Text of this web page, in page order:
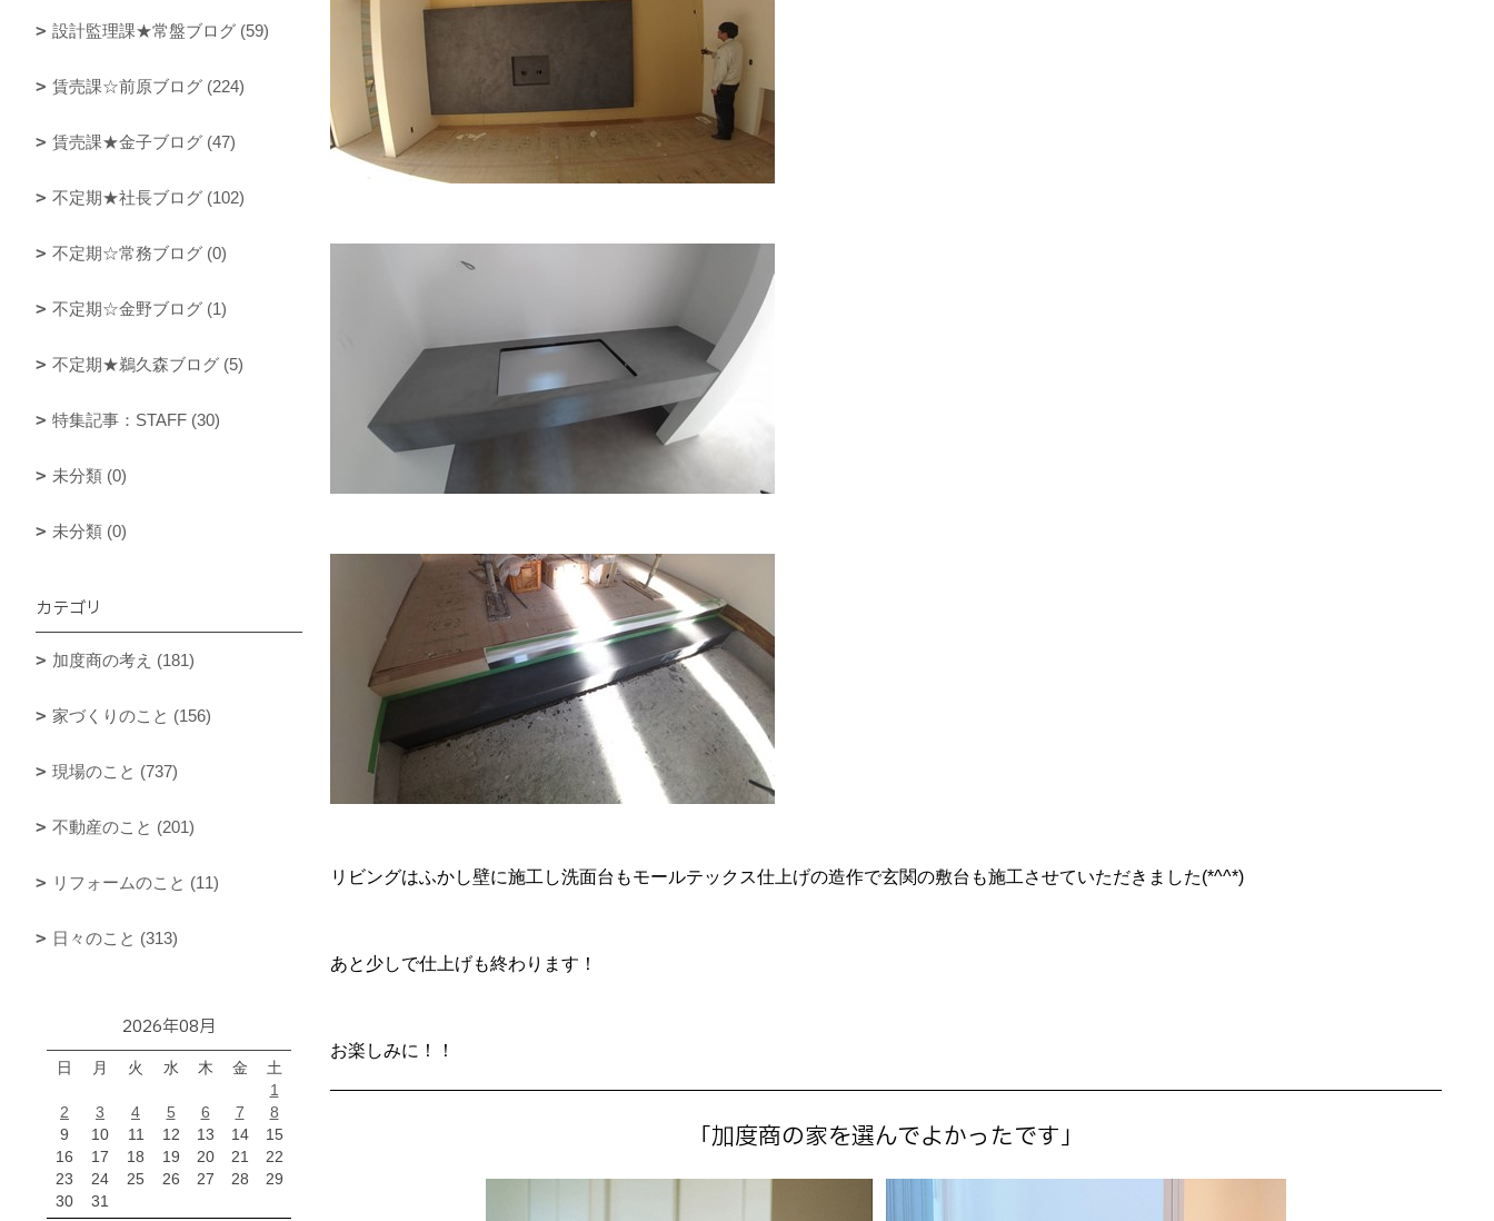
リビングはふかし壁に施工し洗面台もモールテックス仕上げの造作で玄関の敷台も施工させていただきました(*^^*)
あと少しで仕上げも終わります！
お楽しみに！！
「加度商の家を選んでよかったです」
設計監理課★常盤ブログ (59)
賃売課☆前原ブログ (224)
賃売課★金子ブログ (47)
不定期★社長ブログ (102)
不定期☆常務ブログ (0)
不定期☆金野ブログ (1)
不定期★鵜久森ブログ (5)
特集記事：STAFF (30)
未分類 (0)
未分類 (0)
カテゴリ
加度商の考え (181)
家づくりのこと (156)
現場のこと (737)
不動産のこと (201)
リフォームのこと (11)
日々のこと (313)
2026年08月
日 月 火 水 木 金
土
1
2
3 4 5 6 7
8
9
10 11 12 13 14
15
16
17 18 19 20 21
22
23
24 25 26 27 28
29
30
31